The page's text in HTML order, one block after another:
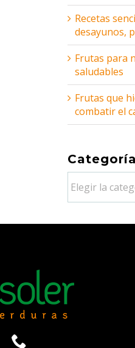
Recetas
desayunos,
Frutas para
saludables
Frutas que
combatir el